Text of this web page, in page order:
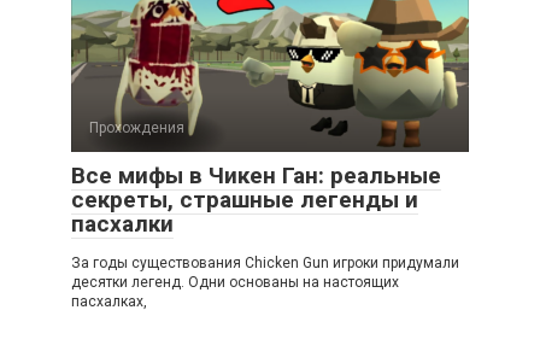
Прохождения
Все мифы в Чикен Ган: реальные
секреты, страшные легенды и
пасхалки
За годы существования Chicken Gun игроки придумали
десятки легенд. Одни основаны на настоящих
пасхалках,